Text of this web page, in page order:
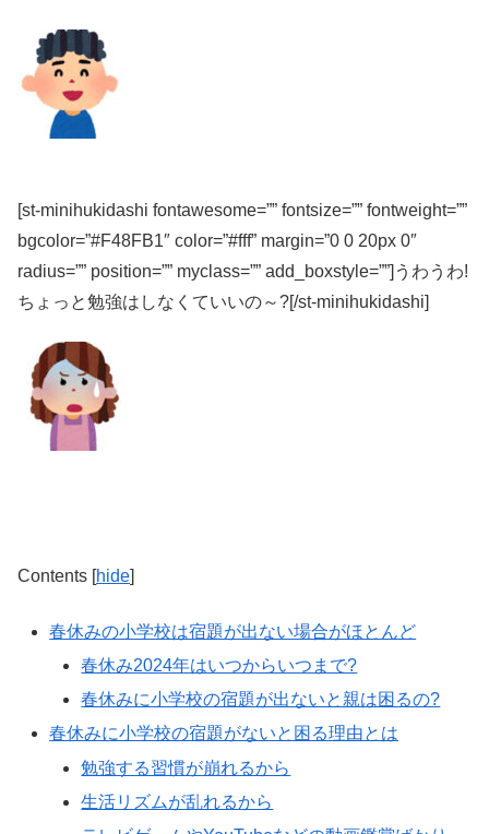
[st-minihukidashi fontawesome=”” fontsize=”” fontweight=””
bgcolor=”#F48FB1″ color=”#fff” margin=”0 0 20px 0″
radius=”” position=”” myclass=”” add_boxstyle=””]うわうわ!
ちょっと勉強はしなくていいの～?[/st-minihukidashi]
Contents hide
春休みの小学校は宿題が出ない場合がほとんど
春休み2024年はいつからいつまで?
春休みに小学校の宿題が出ないと親は困るの?
春休みに小学校の宿題がないと困る理由とは
勉強する習慣が崩れるから
生活リズムが乱れるから